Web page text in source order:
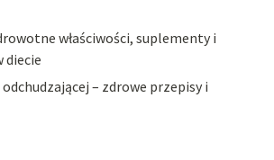
właściwości, suplementy i
diecie
– zdrowe przepisy i